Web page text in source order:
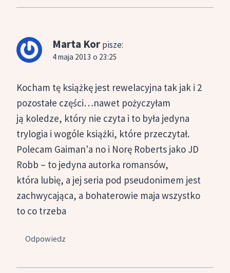
Marta Kor pisze:
4 maja 2013 o 23:25
Kocham tę książkę jest rewelacyjna tak jak i 2
pozostałe części…nawet pożyczyłam
ją koledze, który nie czyta i to była jedyna
trylogia i wogóle książki, które przeczytał.
Polecam Gaiman'a no i Norę Roberts jako JD
Robb – to jedyna autorka romansów,
która lubię, a jej seria pod pseudonimem jest
zachwycająca, a bohaterowie maja wszystko
to co trzeba
Odpowiedz